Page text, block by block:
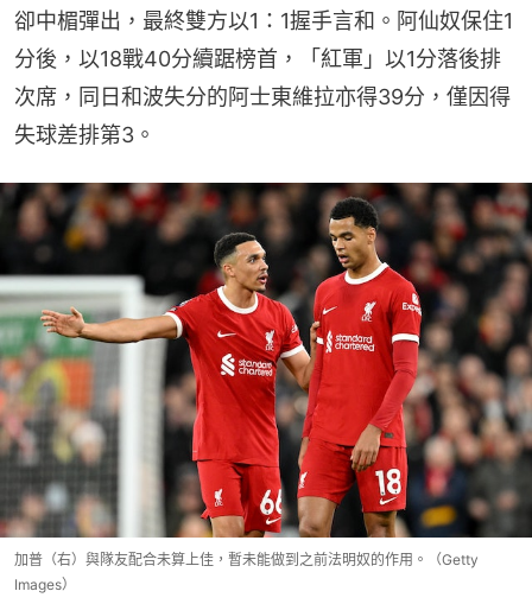
卻中楣彈出，最終雙方以1：1握手言和。阿仙奴保住1
分後，以18戰40分續踞榜首，「紅軍」以1分落後排
次席，同日和波失分的阿士東維拉亦得39分，僅因得
失球差排第3。
加普（右）與隊友配合未算上佳，暫未能做到之前法明奴的作用。（Getty
Images）